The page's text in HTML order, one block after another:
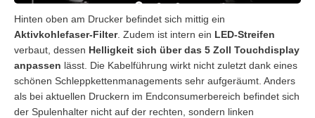
Hinten oben am Drucker befindet sich mittig ein
Aktivkohlefaser-Filter. Zudem ist intern ein LED-Streifen
verbaut, dessen Helligkeit sich über das 5 Zoll Touchdisplay
anpassen lässt. Die Kabelführung wirkt nicht zuletzt dank eines
schönen Schleppkettenmanagements sehr aufgeräumt. Anders
als bei aktuellen Druckern im Endconsumerbereich befindet sich
der Spulenhalter nicht auf der rechten, sondern linken